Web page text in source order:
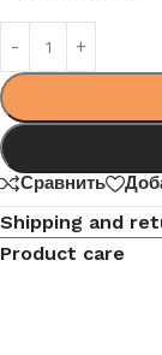
Сравнить
Shipping and
Product care